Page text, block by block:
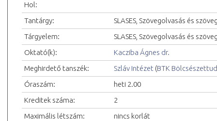
Hol:
Tantárgy:
SLASES, Szövegolvasás és
Tárgyelem:
SLASES, Szövegolvasás és
Oktató(k):
Kacziba Ágnes dr.
Meghirdető tanszék:
Szláv Intézet (BTK
Óraszám:
heti 2.00
Kreditek száma:
2
Maximális létszám:
nincs korlát